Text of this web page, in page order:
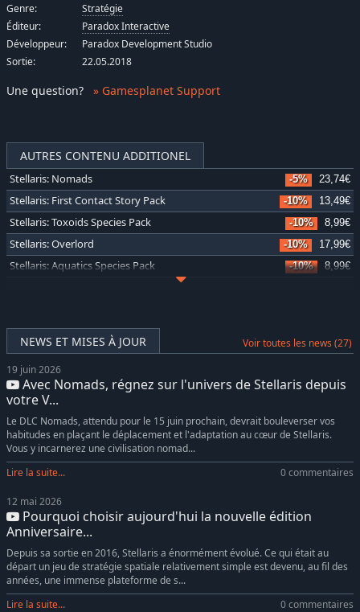
AUTRES CONTENU ADDITIONEL
Stellaris: Nomads -5% 23,74€
Stellaris: First Contact Story Pack -10% 13,49€
Stellaris: Toxoids Species Pack -10% 8,99€
Stellaris: Overlord -10% 17,99€
Stellaris: Aquatics Species Pack -10% 8,99€
Stellaris: Federations
Stellaris: Lithoids Species Pack -5% 9,49€
Stellaris: Galactic Paragons
Stellaris: Astral Planes 18,99€
Stellaris: Season 10 -7% 46,03€
Stellaris: Infernals Species Pack -5% 12,34€
Stellaris: Shadows of the Shroud -5% 18,99€
Stellaris: Grand Archive
Stellaris: Cosmic Storms
Stellaris: The Machine Age -5%
Stellaris: Ancient Relics Story Pack -10% 8,99€
Stellaris: MegaCorp -10% 17,99€
NEWS ET MISES À JOUR Voir toutes les news (27)
19 juin 2026
Avec Nomads, régnez sur l'univers de Stellaris depuis
votre V...
Le DLC Nomads, attendu pour le 15 juin prochain, devrait bouleverser vos
habitudes en plaçant le déplacement et l'adaptation au cœur de Stellaris.
Vous y incarnerez une civilisation nomad...
Lire la suite...
0 commentaires
12 mai 2026
Pourquoi choisir aujourd'hui la nouvelle édition
Anniversaire...
Depuis sa sortie en 2016, Stellaris a énormément évolué. Ce qui était au
départ un jeu de stratégie spatiale relativement simple est devenu, au fil des
années, une immense plateforme de s...
Lire la suite...
0 commentaires
Genre:
Stratégie
Éditeur:
Paradox Interactive
Développeur:
Paradox Development Studio
Sortie:
22.05.2018
Une question? » Gamesplanet Support